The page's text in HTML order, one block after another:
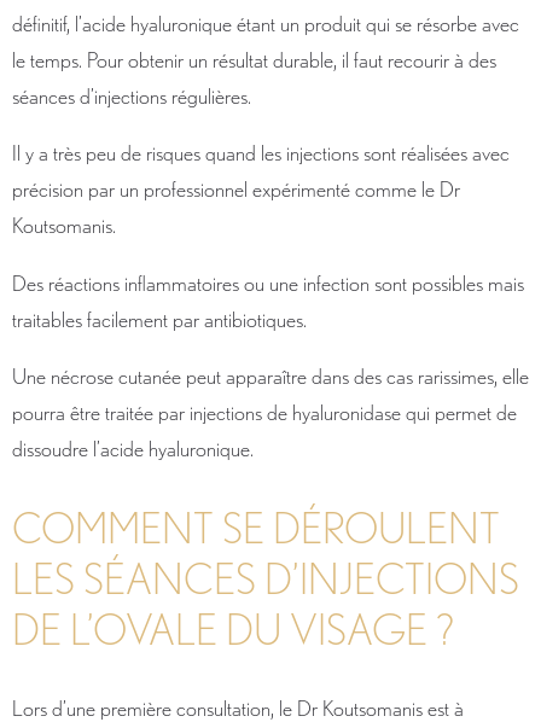
définitif, l’acide hyaluronique étant un produit qui se résorbe avec
le temps. Pour obtenir un résultat durable, il faut recourir à des
séances d’injections régulières.
Il y a très peu de risques quand les injections sont réalisées avec
précision par un professionnel expérimenté comme le Dr
Koutsomanis.
Des réactions inflammatoires ou une infection sont possibles mais
traitables facilement par antibiotiques.
Une nécrose cutanée peut apparaître dans des cas rarissimes, elle
pourra être traitée par injections de hyaluronidase qui permet de
dissoudre l’acide hyaluronique.
COMMENT SE DÉROULENT
LES SÉANCES D’INJECTIONS
DE L’OVALE DU VISAGE ?
Lors d’une première consultation, le Dr Koutsomanis est à